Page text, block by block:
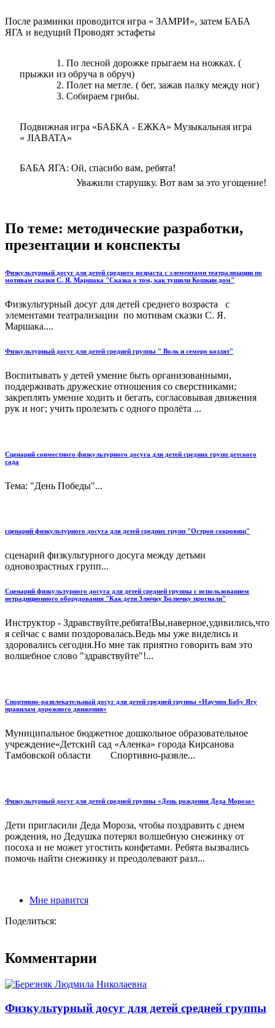
После разминки проводится игра « ЗАМРИ», затем БАБА
ЯГА и ведущий Проводят эстафеты
По лесной дорожке прыгаем на ножках. (
прыжки из обруча в обруч)
Полет на метле. ( бег, зажав палку между ног)
Собираем грибы.
Подвижная игра «БАБКА - ЕЖКА» Музыкальная игра
« JIABATA»
БАБА ЯГА: Ой, спасибо вам, ребята!
Уважили старушку. Вот вам за это угощение!
По теме: методические разработки,
презентации и конспекты
Физкультурный досуг для детей среднего возраста с элементами театрализации по
мотивам сказки С. Я. Маршака "Сказка о том, как тушили Кошкин дом"
Физкультурный досуг для детей среднего возраста с
элементами театрализации по мотивам сказки С. Я.
Маршака....
Физкультурный досуг для детей средней группы " Волк и семеро козлят"
Воспитывать у детей умение быть организованными,
поддерживать дружеские отношения со сверстниками;
закреплять умение ходить и бегать, согласовывая движения
рук и ног; учить пролезать с одного пролёта ...
Сценарий совместного физкультурного досуга для детей средних групп детского
сада
Тема: "День Победы"...
сценарий физкультурного досуга для детей средних групп "Остров сокровищ"
сценарий физкультурного досуга между детьми
одновозрастных групп...
Сценарий физкультурного досуга для детей средней группы с использованием
нетрадиционного оборудования "Как дети Злючку Болючку прогнали"
Инструктор - Здравствуйте,ребята!Вы,наверное,удивились,что
я сейчас с вами поздоровалась.Ведь мы уже виделись и
здоровались сегодня.Но мне так приятно говорить вам это
волшебное слово "здравствуйте"!...
Спортивно-развлекательный досуг для детей средней группы «Научим Бабу Ягу
правилам дорожного движения»
Муниципальное бюджетное дошкольное образовательное
учреждение«Детский сад «Аленка» города Кирсанова
Тамбовской области Спортивно-развле...
Физкультурный досуг для детей средней группы «День рождения Деда Мороза»
Дети пригласили Деда Мороза, чтобы поздравить с днем
рождения, но Дедушка потерял волшебную снежинку от
посоха и не может угостить конфетами. Ребята вызвались
помочь найти снежинку и преодолевают разл...
Мне нравится
Поделиться:
Комментарии
Физкультурный досуг для детей средней группы